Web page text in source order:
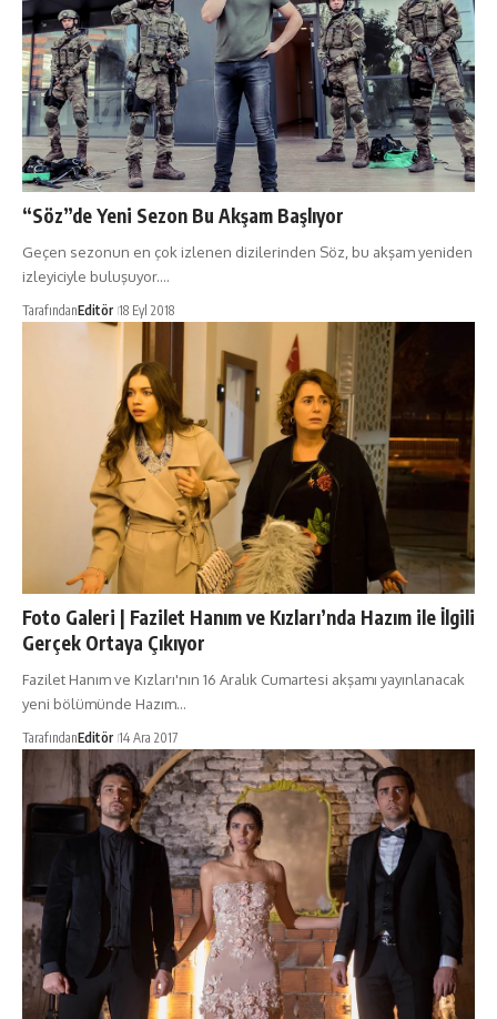
“Söz”de Yeni Sezon Bu Akşam Başlıyor
Geçen sezonun en çok izlenen dizilerinden Söz, bu akşam yeniden
izleyiciyle buluşuyor.…
TarafındanEditör 18 Eyl 2018
Foto Galeri | Fazilet Hanım ve Kızları’nda Hazım ile İlgili
Gerçek Ortaya Çıkıyor
Fazilet Hanım ve Kızları'nın 16 Aralık Cumartesi akşamı yayınlanacak
yeni bölümünde Hazım…
TarafındanEditör 14 Ara 2017